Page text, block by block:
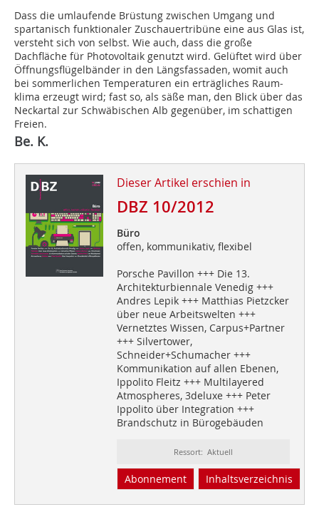
Dass die umlaufende Brüstung zwischen Umgang und
spartanisch funktionaler Zuschauertribüne eine aus Glas ist,
versteht sich von selbst. Wie auch, dass die große
Dachfläche für Photovoltaik genutzt wird. Gelüftet wird über
Öffnungsflügelbänder in den Längsfassaden, womit auch
bei sommerlichen Temperaturen ein erträgliches Raum­
klima erzeugt wird; fast so, als säße man, den Blick über das
Neckartal zur Schwäbischen Alb gegenüber, im schattigen
Freien.
Be. K.
Dieser Artikel erschien in
DBZ 10/2012
Büro
offen, kommunikativ, flexibel
Porsche Pavillon +++ Die 13.
Architekturbiennale Venedig +++
Andres Lepik +++ Matthias Pietzcker
über neue Arbeitswelten +++
Vernetztes Wissen, Carpus+Partner
+++ Silvertower,
Schneider+Schumacher +++
Kommunikation auf allen Ebenen,
Ippolito Fleitz +++ Multilayered
Atmospheres, 3deluxe +++ Peter
Ippolito über Integration +++
Brandschutz in Bürogebäuden
Ressort: Aktuell
Abonnement Inhaltsverzeichnis